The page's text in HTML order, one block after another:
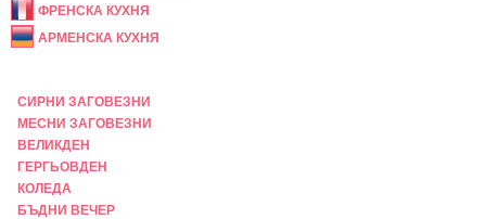
ФРЕНСКА КУХНЯ
АРМЕНСКА КУХНЯ
СИРНИ ЗАГОВЕЗНИ
МЕСНИ ЗАГОВЕЗНИ
ВЕЛИКДЕН
ГЕРГЬОВДЕН
КОЛЕДА
БЪДНИ ВЕЧЕР